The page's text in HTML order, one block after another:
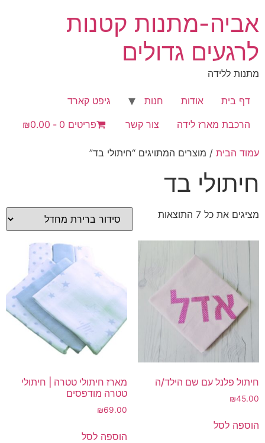
לתוכן
אביה-מתנות קטנות
לרגעים גדולים
מתנות ללידה
דף בית אודות חנות
גיפט קארד
הרכבת מארז לידה
צור קשר פריטים 0 ₪0.00
עמוד הבית / מוצרים המתויגים “חיתולי בד”
חיתולי בד
מציגים את כל ⁦7⁩ התוצאות
חיתול פלנל עם שם הילד/ה
₪45.00
הוספה לסל
מארז חיתולי טטרה | חיתולי
טטרה מודפסים
₪69.00
הוספה לסל